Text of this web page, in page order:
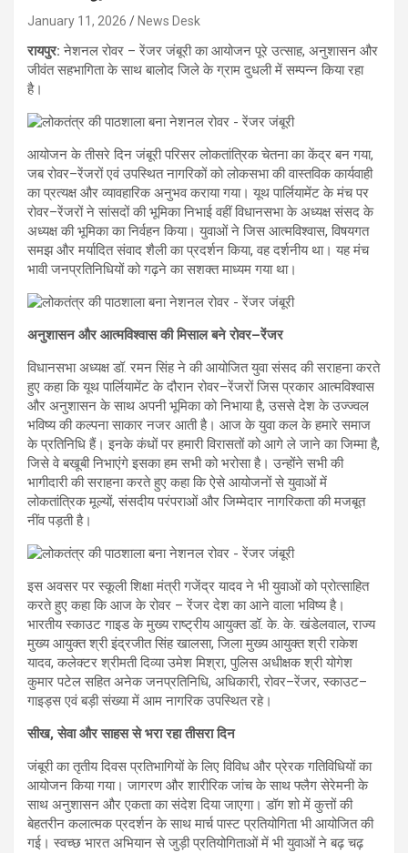
January 11, 2026 News Desk
रायपुर:नेशनल रोवर – रेंजर जंबूरी का आयोजन पूरे उत्साह, अनुशासन और
जीवंत सहभागिता के साथ बालोद जिले के ग्राम दुधली में सम्पन्न किया रहा
है।
आयोजन के तीसरे दिन जंबूरी परिसर लोकतांत्रिक चेतना का केंद्र बन गया,
जब रोवर–रेंजरों एवं उपस्थित नागरिकों को लोकसभा की वास्तविक कार्यवाही
का प्रत्यक्ष और व्यावहारिक अनुभव कराया गया। यूथ पार्लियामेंट के मंच पर
रोवर–रेंजरों ने सांसदों की भूमिका निभाई वहीं विधानसभा के अध्यक्ष संसद के
अध्यक्ष की भूमिका का निर्वहन किया। युवाओं ने जिस आत्मविश्वास, विषयगत
समझ और मर्यादित संवाद शैली का प्रदर्शन किया, वह दर्शनीय था। यह मंच
भावी जनप्रतिनिधियों को गढ़ने का सशक्त माध्यम गया था।
अनुशासन और आत्मविश्वास की मिसाल बने रोवर–रेंजर
विधानसभा अध्यक्ष डॉ. रमन सिंह ने की आयोजित युवा संसद की सराहना करते
हुए कहा कि यूथ पार्लियामेंट के दौरान रोवर–रेंजरों जिस प्रकार आत्मविश्वास
और अनुशासन के साथ अपनी भूमिका को निभाया है, उससे देश के उज्ज्वल
भविष्य की कल्पना साकार नजर आती है। आज के युवा कल के हमारे समाज
के प्रतिनिधि हैं। इनके कंधों पर हमारी विरासतों को आगे ले जाने का जिम्मा है,
जिसे वे बखूबी निभाएंगे इसका हम सभी को भरोसा है। उन्होंने सभी की
भागीदारी की सराहना करते हुए कहा कि ऐसे आयोजनों से युवाओं में
लोकतांत्रिक मूल्यों, संसदीय परंपराओं और जिम्मेदार नागरिकता की मजबूत
नींव पड़ती है।
इस अवसर पर स्कूली शिक्षा मंत्री गजेंद्र यादव ने भी युवाओं को प्रोत्साहित
करते हुए कहा कि आज के रोवर – रेंजर देश का आने वाला भविष्य है।
भारतीय स्काउट गाइड के मुख्य राष्ट्रीय आयुक्त डॉ. के. के. खंडेलवाल, राज्य
मुख्य आयुक्त श्री इंद्रजीत सिंह खालसा, जिला मुख्य आयुक्त श्री राकेश
यादव, कलेक्टर श्रीमती दिव्या उमेश मिश्रा, पुलिस अधीक्षक श्री योगेश
कुमार पटेल सहित अनेक जनप्रतिनिधि, अधिकारी, रोवर–रेंजर, स्काउट–
गाइड्स एवं बड़ी संख्या में आम नागरिक उपस्थित रहे।
सीख, सेवा और साहस से भरा रहा तीसरा दिन
जंबूरी का तृतीय दिवस प्रतिभागियों के लिए विविध और प्रेरक गतिविधियों का
आयोजन किया गया। जागरण और शारीरिक जांच के साथ फ्लैग सेरेमनी के
साथ अनुशासन और एकता का संदेश दिया जाएगा। डॉग शो में कुत्तों की
बेहतरीन कलात्मक प्रदर्शन के साथ मार्च पास्ट प्रतियोगिता भी आयोजित की
गई। स्वच्छ भारत अभियान से जुड़ी प्रतियोगिताओं में भी युवाओं ने बढ़ चढ़